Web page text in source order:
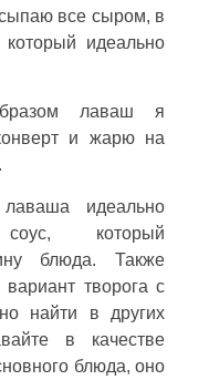
все сыром, в
идеально
лаваш я
и жарю на
идеально
который
блюда. Также
вариант творога с
найти в других
в качестве
блюда, оно